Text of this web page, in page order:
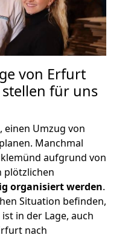
von Erfurt
für uns
einen Umzug von
Manchmal
aufgrund von
plötzlichen
organisiert werden.
Situation befinden,
in der Lage, auch
nach